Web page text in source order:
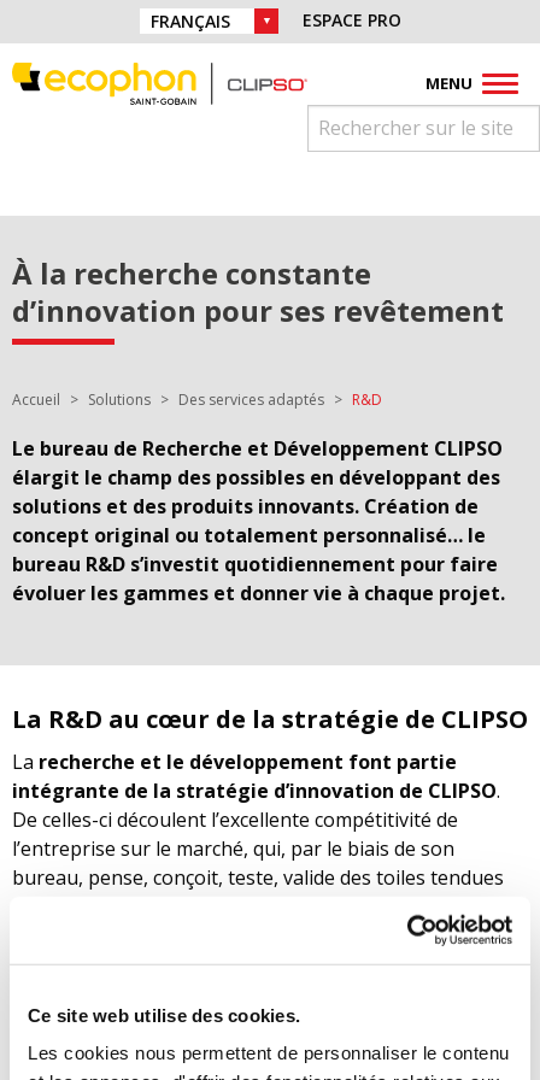
Ce site web utilise des cookies.
Les cookies nous permettent de personnaliser le contenu
Aller directement à la navigation
Aller directement au contenu
Retrouvez nous sur :
FacebookInstagram
YoutubePinterestLinkedin
CHOIX DE LA LANGUE :ESPACE PRO
MENU
À la recherche constante
d’innovation pour ses revêtement
Vous êtes ici :
Accueil Solutions Des services adaptés R&D
Le bureau de Recherche et Développement CLIPSO
élargit le champ des possibles en développant des
solutions et des produits innovants. Création de
concept original ou totalement personnalisé… le
bureau R&D s’investit quotidiennement pour faire
évoluer les gammes et donner vie à chaque projet.
La R&D au cœur de la stratégie de CLIPSO
La recherche et le développement font partie
intégrante de la stratégie d’innovation de CLIPSO.
De celles-ci découlent l’excellente compétitivité de
l’entreprise sur le marché, qui, par le biais de son
bureau, pense, conçoit, teste, valide des toiles tendues
. Les revêtements
acoustique et translucide, particulièrement appréciés
ces recherches poussées.
Grâce au laboratoire interne, et en collaboration avec le